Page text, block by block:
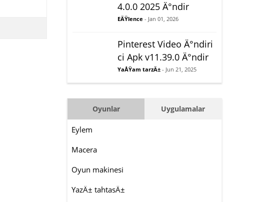
4.0.0 2025 Ä°ndir
EÄŸlence - Jan 01, 2026
Pinterest Video Ä°ndiri
ci Apk v11.39.0 Ä°ndir
YaÅŸam tarzÄ± - Jun 21, 2025
Oyunlar Uygulamalar
Eylem
Macera
Oyun makinesi
YazÄ± tahtasÄ±